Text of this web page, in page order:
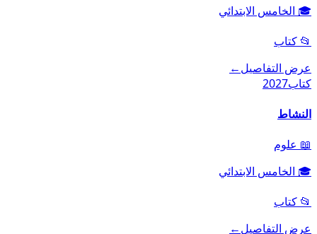
🎓 الخامس الابتدائي
📂 كتاب
عرض التفاصيل←
كتاب2027
النشاط
📖 علوم
🎓 الخامس الابتدائي
📂 كتاب
عرض التفاصيل←